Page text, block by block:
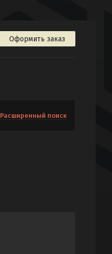
Оформить заказ
Расширенный поиск